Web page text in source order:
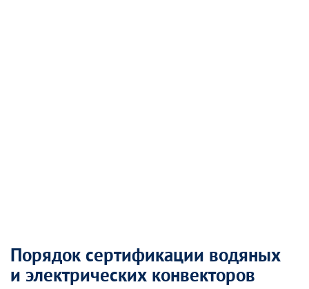
Порядок сертификации водяных
и электрических конвекторов